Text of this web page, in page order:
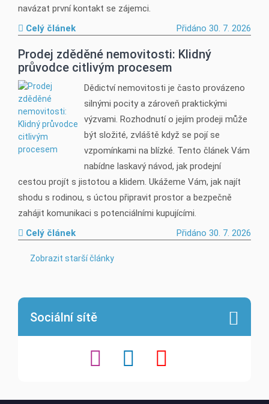
navázat první kontakt se zájemci.
Celý článek
Přidáno 30. 7. 2026
Prodej zděděné nemovitosti: Klidný
průvodce citlivým procesem
Dědictví nemovitosti je často provázeno
silnými pocity a zároveň praktickými
výzvami. Rozhodnutí o jejím prodeji může
být složité, zvláště když se pojí se
vzpomínkami na blízké. Tento článek Vám
nabídne laskavý návod, jak prodejní
cestou projít s jistotou a klidem. Ukážeme Vám, jak najít
shodu s rodinou, s úctou připravit prostor a bezpečně
zahájit komunikaci s potenciálními kupujícími.
Celý článek
Přidáno 30. 7. 2026
Zobrazit starší články
Sociální sítě